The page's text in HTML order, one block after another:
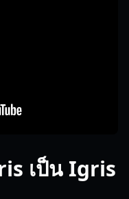
เป็น Igris